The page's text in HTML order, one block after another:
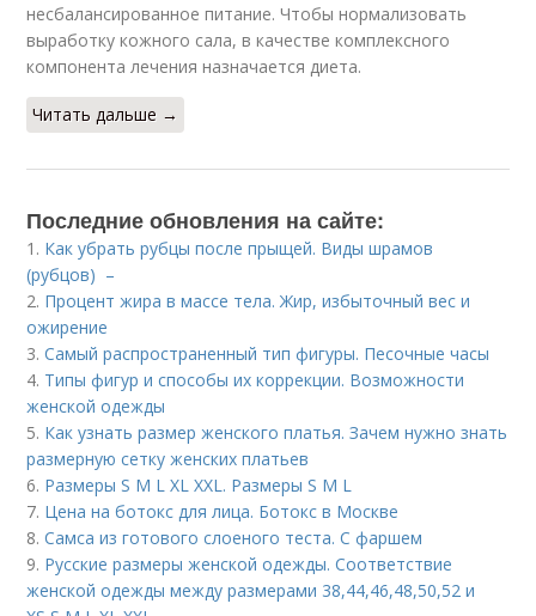
несбалансированное питание. Чтобы нормализовать
выработку кожного сала, в качестве комплексного
компонента лечения назначается диета.
Читать дальше →
Последние обновления на сайте:
1. Как убрать рубцы после прыщей. Виды шрамов
(рубцов) –
2. Процент жира в массе тела. Жир, избыточный вес и
ожирение
3.Самый распространенный тип фигуры. Песочные часы
4. Типы фигур и способы их коррекции. Возможности
женской одежды
5. Как узнать размер женского платья. Зачем нужно знать
размерную сетку женских платьев
6. Размеры S M L XL XXL. Размеры S M L
7. Цена на ботокс для лица. Ботокс в Москве
8.Самса из готового слоеного теста. С фаршем
9. Русские размеры женской одежды. Соответствие
женской одежды между размерами 38,44,46,48,50,52 и